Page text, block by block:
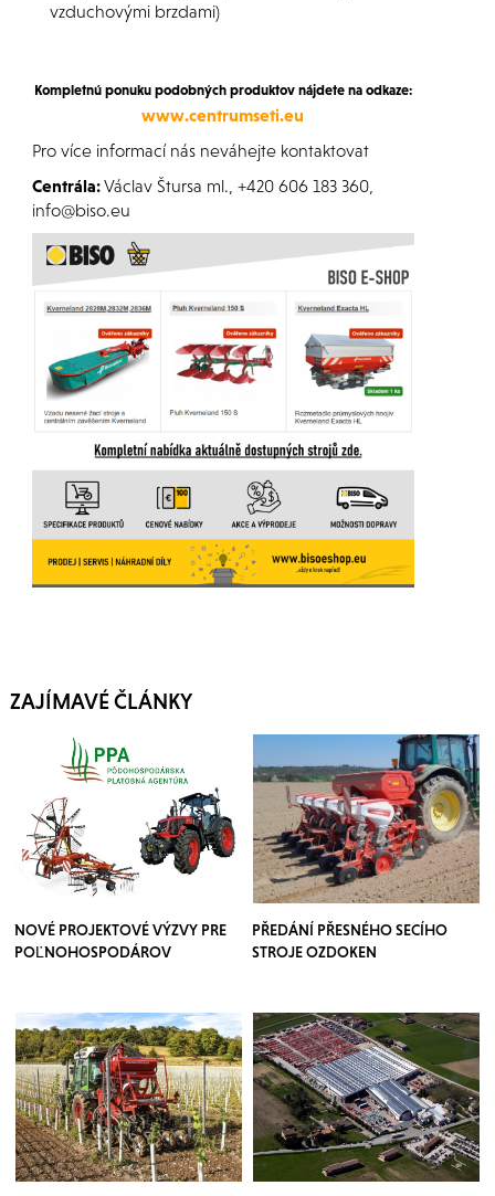
vzduchovými brzdami)
Kompletnú ponuku podobných produktov nájdete na odkaze:
www.centrumseti.eu
Pro více informací nás neváhejte kontaktovat
Centrála:Václav Štursa ml., +420 606 183 360,
info@biso.eu
ZAJÍMAVÉ ČLÁNKY
NOVÉ PROJEKTOVÉ VÝZVY PRE
POĽNOHOSPODÁROV
PŘEDÁNÍ PŘESNÉHO SECÍHO
STROJE OZDOKEN